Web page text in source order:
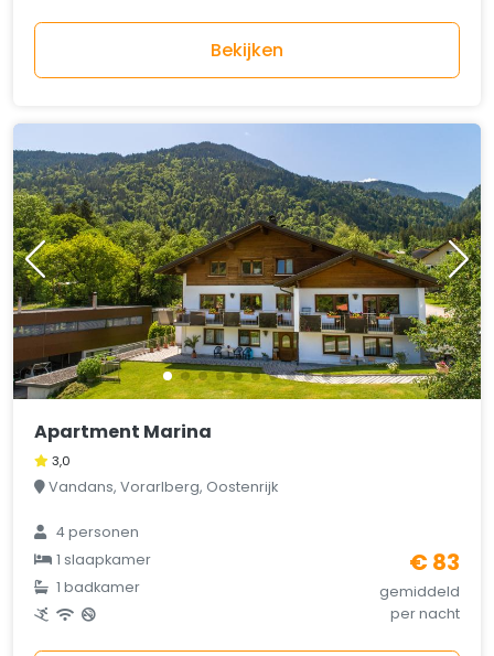
Bekijken
Apartment Marina
3,0
Vandans, Vorarlberg, Oostenrijk
4 personen
1 slaapkamer
1 badkamer
€ 83
gemiddeld
per nacht